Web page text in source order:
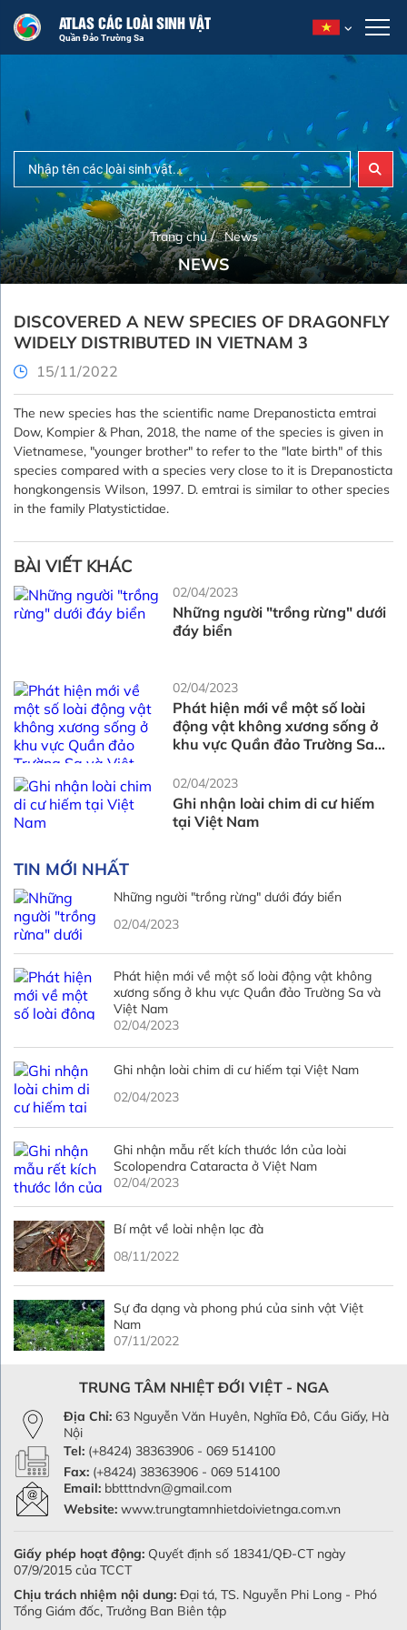
ATLAS CÁC LOÀI SINH VẬT
Quần Đảo Trường Sa
Trang chủ/ News
NEWS
DISCOVERED A NEW SPECIES OF DRAGONFLY
WIDELY DISTRIBUTED IN VIETNAM 3
15/11/2022
The new species has the scientific name Drepanosticta emtrai
Dow, Kompier & Phan, 2018, the name of the species is given in
Vietnamese, "younger brother" to refer to the "late birth" of this
species compared with a species very close to it is Drepanosticta
hongkongensis Wilson, 1997. D. emtrai is similar to other species
in the family Platystictidae.
BÀI VIẾT KHÁC
02/04/2023
Những người "trồng rừng" dưới
đáy biển
02/04/2023
Phát hiện mới về một số loài
động vật không xương sống ở
khu vực Quần đảo Trường Sa
02/04/2023
Ghi nhận loài chim di cư hiếm
tại Việt Nam
TIN MỚI NHẤT
Những người "trồng rừng" dưới đáy biển
02/04/2023
Phát hiện mới về một số loài động vật không
xương sống ở khu vực Quần đảo Trường Sa và
Việt Nam
02/04/2023
Ghi nhận loài chim di cư hiếm tại Việt Nam
02/04/2023
Ghi nhận mẫu rết kích thước lớn của loài
Scolopendra Cataracta ở Việt Nam
02/04/2023
Bí mật về loài nhện lạc đà
08/11/2022
Sự đa dạng và phong phú của sinh vật Việt
Nam
07/11/2022
TRUNG TÂM NHIỆT ĐỚI VIỆT - NGA
Địa Chỉ: 63 Nguyễn Văn Huyên, Nghĩa Đô, Cầu Giấy, Hà
Nội
Tel: (+8424) 38363906 - 069 514100
Fax: (+8424) 38363906 - 069 514100
Email: bbtttndvn@gmail.com
Website: www.trungtamnhietdoivietnga.com.vn
Giấy phép hoạt động: Quyết định số 18341/QĐ-CT ngày
07/9/2015 của TCCT
Chịu trách nhiệm nội dung: Đại tá, TS. Nguyễn Phi Long - Phó
Tổng Giám đốc, Trưởng Ban Biên tập